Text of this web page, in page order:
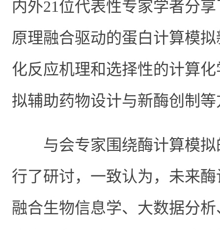
内外21位代表性专家学者分
原理融合驱动的蛋白计算模
化反应机理和选择性的计算
拟辅助药物设计与新酶创制
与会专家围绕酶计算模
行了研讨，一致认为，未来
融合生物信息学、大数据分